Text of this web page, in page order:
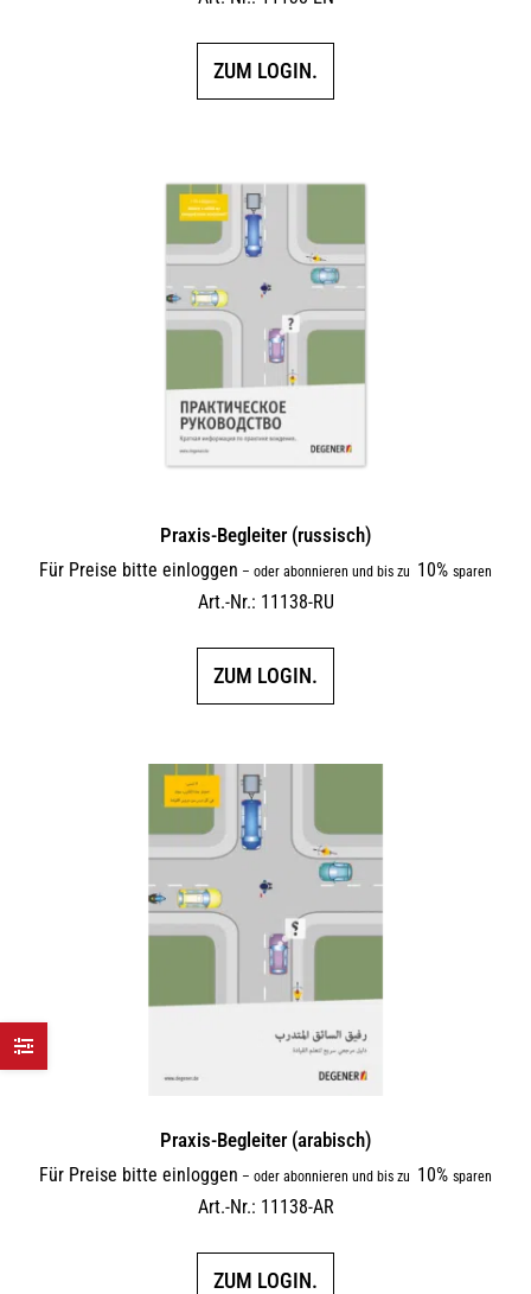
ZUM LOGIN.
Praxis-Begleiter (russisch)
Für Preise bitte einloggen – oder abonnieren und bis zu 10% sparen
Art.-Nr.: 11138-RU
ZUM LOGIN.
Praxis-Begleiter (arabisch)
Für Preise bitte einloggen – oder abonnieren und bis zu 10% sparen
Art.-Nr.: 11138-AR
ZUM LOGIN.